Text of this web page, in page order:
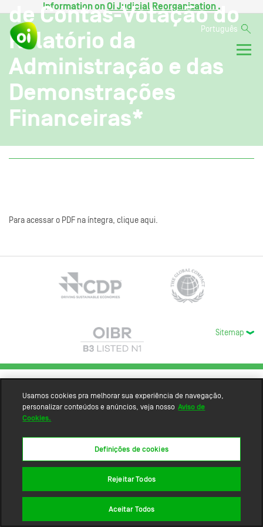
Information onOi Judicial Reorganization .
Português
de Contas-Votação do
Relatório da
Administração e das
Demonstrações
Financeiras*
Para acessar o PDF na íntegra, clique aqui.
Sitemap
Usamos cookies pra melhorar sua experiência de navegação,
personalizar conteúdos e anúncios, veja nosso Aviso de
Cookies.
Definições de cookies
Rejeitar Todos
Aceitar Todos